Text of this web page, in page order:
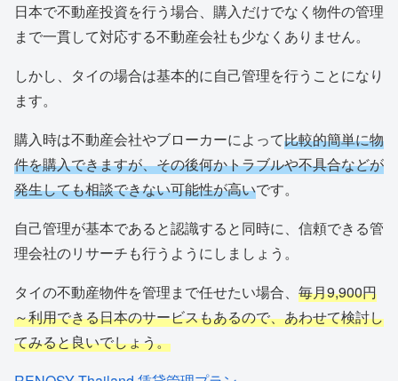
日本で不動産投資を行う場合、購入だけでなく物件の管理
まで一貫して対応する不動産会社も少なくありません。
しかし、タイの場合は基本的に自己管理を行うことになり
ます。
購入時は不動産会社やブローカーによって比較的簡単に物
件を購入できますが、その後何かトラブルや不具合などが
発生しても相談できない可能性が高いです。
自己管理が基本であると認識すると同時に、信頼できる管
理会社のリサーチも行うようにしましょう。
タイの不動産物件を管理まで任せたい場合、 毎月9,900円
～利用できる日本のサービスもあるので、あわせて検討し
てみると良いでしょう。